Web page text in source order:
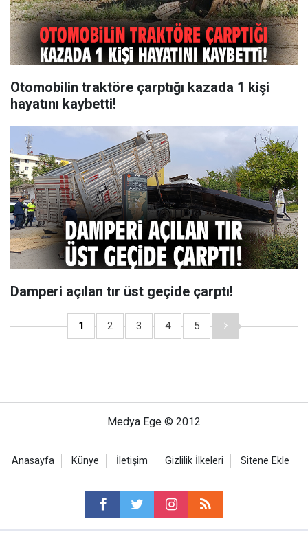
Otomobilin traktöre çarptığı kazada 1 kişi
hayatını kaybetti!
Damperi açılan tır üst geçide çarptı!
1 2 3 4 5
Medya Ege © 2012
Anasayfa Künye İletişim Gizlilik İlkeleri Sitene Ekle